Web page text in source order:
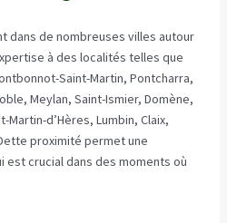
dans de nombreuses villes autour
à des localités telles que
Saint-Martin, Pontcharra,
Meylan, Saint-Ismier, Domène,
Martin-d’Hères, Lumbin, Claix,
proximité permet une
crucial dans des moments où